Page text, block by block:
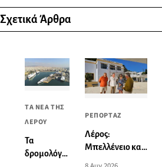
Σχετικά Άρθρα
ΤΑ ΝΕΑ ΤΗΣ
ΛΕΡΟΥ
Τα
δρομολόγια
ΡΕΠΟΡΤΑΖ
Λέρος:
Μπελλένειο και